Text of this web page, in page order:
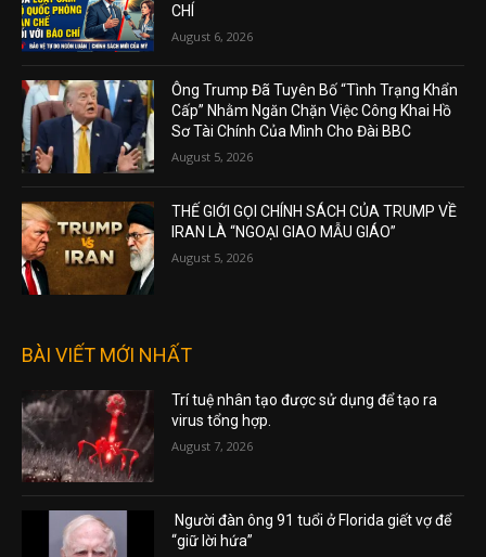
CHÍ
August 6, 2026
Ông Trump Đã Tuyên Bố “Tình Trạng Khẩn
Cấp” Nhằm Ngăn Chặn Việc Công Khai Hồ
Sơ Tài Chính Của Mình Cho Đài BBC
August 5, 2026
THẾ GIỚI GỌI CHÍNH SÁCH CỦA TRUMP VỀ
IRAN LÀ “NGOẠI GIAO MẪU GIÁO”
August 5, 2026
BÀI VIẾT MỚI NHẤT
Trí tuệ nhân tạo được sử dụng để tạo ra
virus tổng hợp.
August 7, 2026
Người đàn ông 91 tuổi ở Florida giết vợ để
“giữ lời hứa”